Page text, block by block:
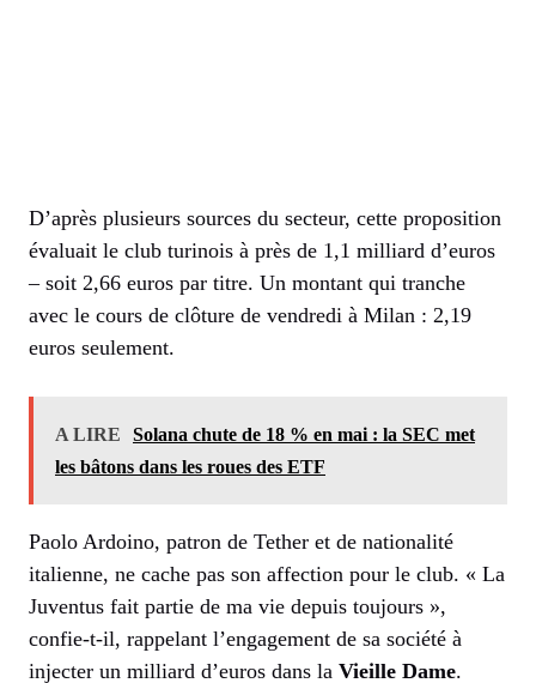
D’après plusieurs sources du secteur, cette proposition
évaluait le club turinois à près de 1,1 milliard d’euros
– soit 2,66 euros par titre. Un montant qui tranche
avec le cours de clôture de vendredi à Milan : 2,19
euros seulement.
A LIRE
Solana chute de 18 % en mai : la SEC met
les bâtons dans les roues des ETF
Paolo Ardoino, patron de Tether et de nationalité
italienne, ne cache pas son affection pour le club. « La
Juventus fait partie de ma vie depuis toujours »,
confie-t-il, rappelant l’engagement de sa société à
injecter un milliard d’euros dans la Vieille Dame.